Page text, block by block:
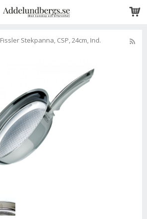
Fissler Stekpanna, CSP, 24cm, Ind.